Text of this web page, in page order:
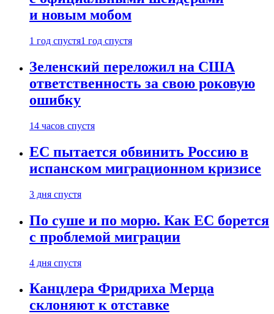
и новым мобом
1 год спустя1 год спустя
Зеленский переложил на США
ответственность за свою роковую
ошибку
14 часов спустя
ЕС пытается обвинить Россию в
испанском миграционном кризисе
3 дня спустя
По суше и по морю. Как ЕС борется
с проблемой миграции
4 дня спустя
Канцлера Фридриха Мерца
склоняют к отставке